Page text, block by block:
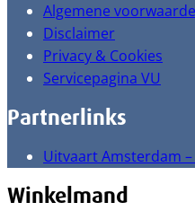
Algemene
Disclaimer
Privacy & Cookies
Servicepagina VU
Partnerlinks
Uitvaart Amsterdam
Winkelmand